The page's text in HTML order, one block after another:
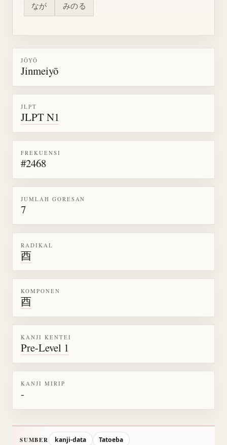
なが みのる
JŌYŌ
Jinmeiyō
JLPT
JLPT N1
FREKUENSI
#2468
JUMLAH GORESAN
7
RADIKAL
酉
KOMPONEN
酉
KANJI KENTEI
Pre-Level 1
KANJI MIRIP
-
SUMBER kanji-data
Tatoeba